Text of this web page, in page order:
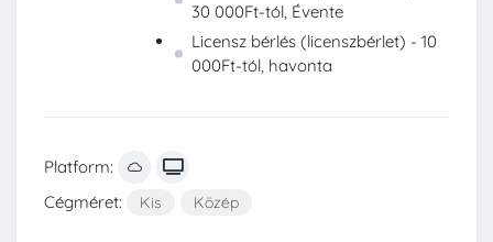
30 000Ft-tól, Évente
Licensz bérlés (licenszbérlet) - 10
000Ft-tól, havonta
Platform:
Cégméret:
Kis Közép